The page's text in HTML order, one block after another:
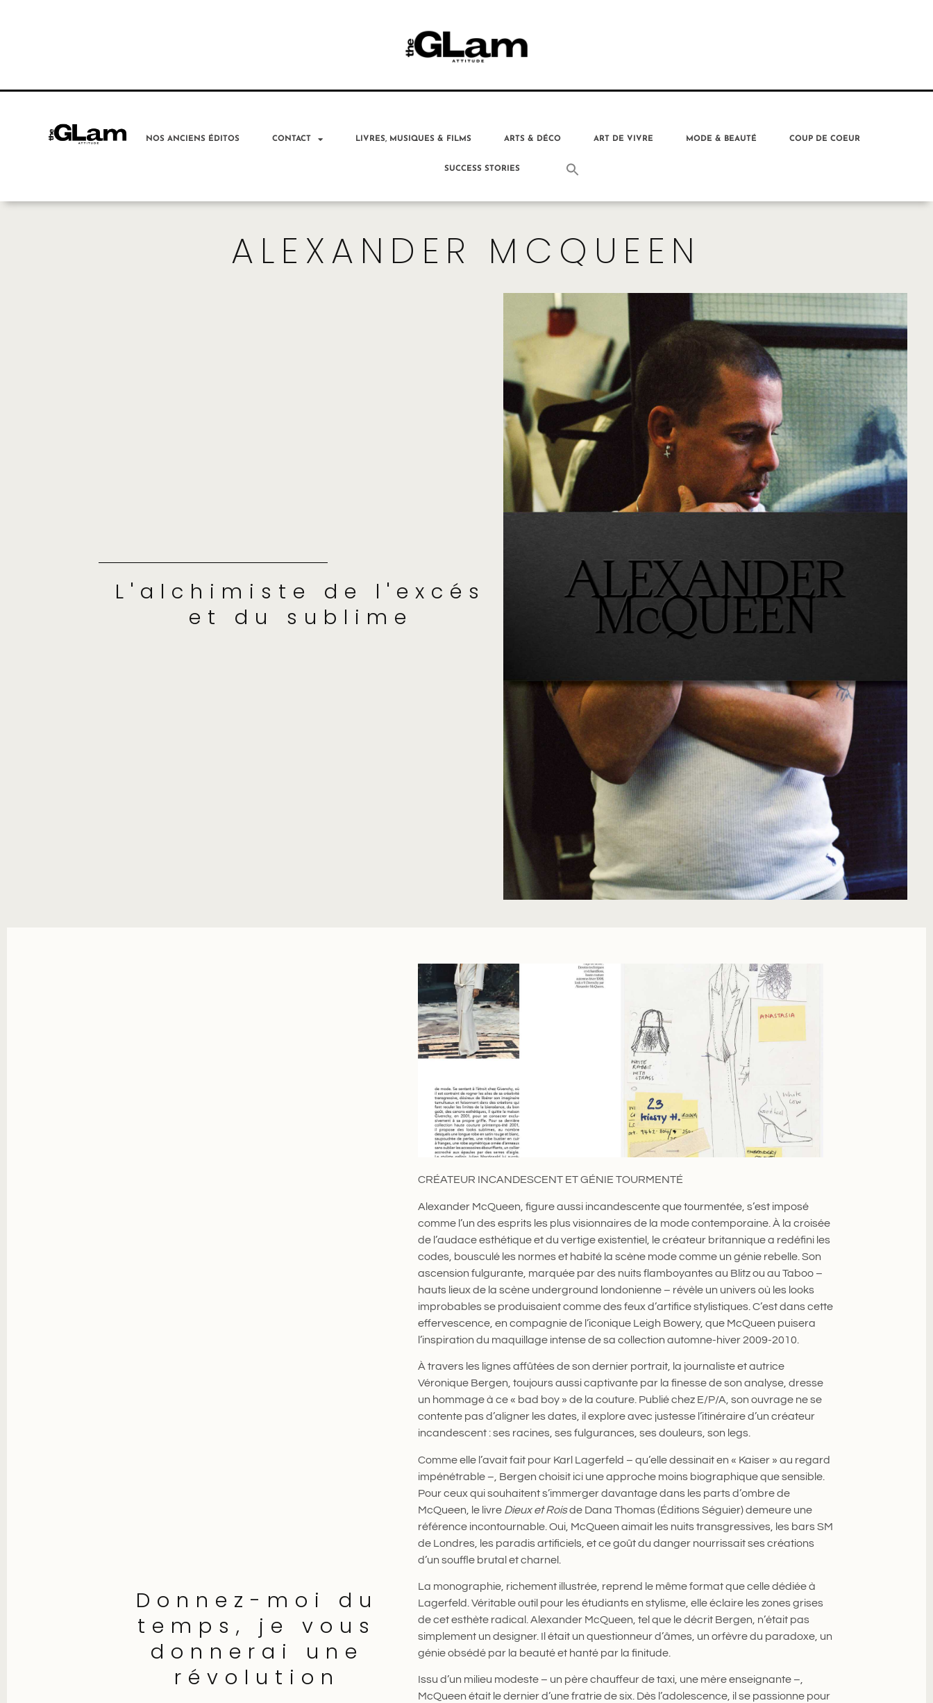
NOS ANCIENS ÉDITOS CONTACT LIVRES, MUSIQUES & FILMS ARTS & DÉCO ART DE VIVRE MODE & BEAUTÉ COUP DE COEUR
SUCCESS STORIES
ALEXANDER MCQUEEN
L'alchimiste de l'excés
et du sublime
Donnez-moi du
temps, je vous
donnerai une
révolution
CRÉATEUR INCANDESCENT ET GÉNIE TOURMENTÉ
Alexander McQueen, figure aussi incandescente que tourmentée, s’est imposé
comme l’un des esprits les plus visionnaires de la mode contemporaine. À la croisée
de l’audace esthétique et du vertige existentiel, le créateur britannique a redéfini les
codes, bousculé les normes et habité la scène mode comme un génie rebelle. Son
ascension fulgurante, marquée par des nuits flamboyantes au Blitz ou au Taboo –
hauts lieux de la scène underground londonienne – révèle un univers où les looks
improbables se produisaient comme des feux d’artifice stylistiques. C’est dans cette
effervescence, en compagnie de l’iconique Leigh Bowery, que McQueen puisera
l’inspiration du maquillage intense de sa collection automne-hiver 2009-2010.
À travers les lignes affûtées de son dernier portrait, la journaliste et autrice
Véronique Bergen, toujours aussi captivante par la finesse de son analyse, dresse
un hommage à ce « bad boy » de la couture. Publié chez E/P/A, son ouvrage ne se
contente pas d’aligner les dates, il explore avec justesse l’itinéraire d’un créateur
incandescent : ses racines, ses fulgurances, ses douleurs, son legs.
Comme elle l’avait fait pour Karl Lagerfeld – qu’elle dessinait en « Kaiser » au regard
impénétrable –, Bergen choisit ici une approche moins biographique que sensible.
Pour ceux qui souhaitent s’immerger davantage dans les parts d’ombre de
McQueen, le livre Dieux et Roisde Dana Thomas (Éditions Séguier) demeure une
référence incontournable. Oui, McQueen aimait les nuits transgressives, les bars SM
de Londres, les paradis artificiels, et ce goût du danger nourrissait ses créations
d’un souffle brutal et charnel.
La monographie, richement illustrée, reprend le même format que celle dédiée à
Lagerfeld. Véritable outil pour les étudiants en stylisme, elle éclaire les zones grises
de cet esthète radical. Alexander McQueen, tel que le décrit Bergen, n’était pas
simplement un designer. Il était un questionneur d’âmes, un orfèvre du paradoxe, un
génie obsédé par la beauté et hanté par la finitude.
Issu d’un milieu modeste – un père chauffeur de taxi, une mère enseignante –,
McQueen était le dernier d’une fratrie de six. Dès l’adolescence, il se passionne pour